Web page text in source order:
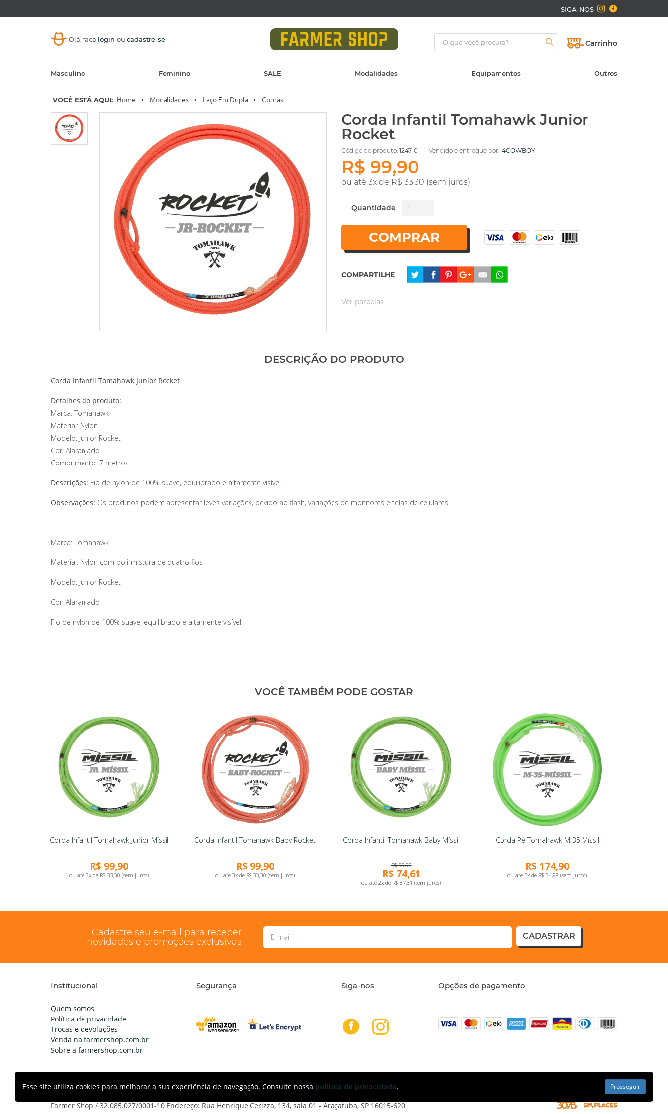
SIGA-NOS
Olá, faça login ou cadastre-se Carrinho
Masculino Feminino SALE Modalidades Equipamentos Outros
VOCÊ ESTÁ AQUI: Home Modalidades Laço Em Dupla Cordas
Corda Infantil Tomahawk Junior
Rocket
Código do produto: 1247-0 - Vendido e entregue por: 4COWBOY
R$ 99,90
ou até 3x de R$ 33,30 (sem juros)
Quantidade
COMPRAR
COMPARTILHE
Ver parcelas
DESCRIÇÃO DO PRODUTO
Corda Infantil Tomahawk Junior Rocket
Detalhes do produto:
Marca: Tomahawk
Material: Nylon
Modelo: Junior Rocket
Cor: Alaranjado
Comprimento: 7 metros
Descrições: Fio de nylon de 100% suave, equilibrado e altamente visível.
Observações: Os produtos podem apresentar leves variações, devido ao flash, variações de monitores e telas de celulares.
Marca: Tomahawk
Material: Nylon com poli-mistura de quatro fios
Modelo: Junior Rocket
Cor: Alaranjado
Fio de nylon de 100% suave, equilibrado e altamente visível.
VOCÊ TAMBÉM PODE GOSTAR
Corda Infantil Tomahawk Junior Míssil
R$ 99,90
ou até 3x de R$ 33,30 (sem juros)
Corda Infantil Tomahawk Baby Rocket
R$ 99,90
ou até 3x de R$ 33,30 (sem juros)
Corda Infantil Tomahawk Baby Míssil
R$ 99,90
R$ 74,61
ou até 2x de R$ 37,31 (sem juros)
Corda Pé Tomahawk M 35 Míssil
R$ 174,90
ou até 5x de R$ 34,98 (sem juros)
Cadastre seu e-mail para receber
novidades e promoções exclusivas
CADASTRAR
Institucional
Quem somos
Política de privacidade
Trocas e devoluções
Venda na farmershop.com.br
Sobre a farmershop.com.br
Segurança Siga-nos Opções de pagamento
Farmer Shop / 32.085.027/0001-10 Endereço: Rua Henrique Cerizza, 134, sala 01 - Araçatuba, SP 16015-620
Esse site utiliza cookies para melhorar a sua experiência de navegação. Consulte nossa política de privacidade. Prosseguir